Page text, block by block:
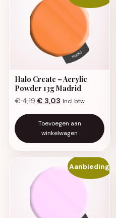
Halo Create – Acrylic
Powder 13g Madrid
€4,19 Oorspronkelijke prijs
€ 3,03 Huidige prijs is:
Incl btw
Toevoegen aan
winkelwagen
Aanbieding!